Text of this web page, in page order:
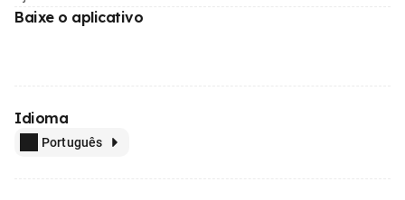
Baixe o aplicativo
Idioma
Português